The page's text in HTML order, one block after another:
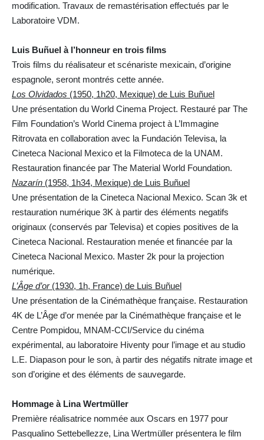
modification. Travaux de remastérisation effectués par le
Laboratoire VDM.
Luis Buñuel à l’honneur en trois films
Trois films du réalisateur et scénariste mexicain, d’origine
espagnole, seront montrés cette année.
Los Olvidados (1950, 1h20, Mexique) de Luis Buñuel
Une présentation du World Cinema Project. Restauré par The
Film Foundation’s World Cinema project à L’Immagine
Ritrovata en collaboration avec la Fundación Televisa, la
Cineteca Nacional Mexico et la Filmoteca de la UNAM.
Restauration financée par The Material World Foundation.
Nazarín (1958, 1h34, Mexique) de Luis Buñuel
Une présentation de la Cineteca Nacional Mexico. Scan 3k et
restauration numérique 3K à partir des éléments negatifs
originaux (conservés par Televisa) et copies positives de la
Cineteca Nacional. Restauration menée et financée par la
Cineteca Nacional Mexico. Master 2k pour la projection
numérique.
L’Âge d’or(1930, 1h, France) de Luis Buñuel
Une présentation de la Cinémathèque française. Restauration
4K de L’Âge d’or menée par la Cinémathèque française et le
Centre Pompidou, MNAM-CCI/Service du cinéma
expérimental, au laboratoire Hiventy pour l’image et au studio
L.E. Diapason pour le son, à partir des négatifs nitrate image et
son d’origine et des éléments de sauvegarde.
Hommage à Lina Wertmüller
Première réalisatrice nommée aux Oscars en 1977 pour
Pasqualino Settebellezze, Lina Wertmüller présentera le film